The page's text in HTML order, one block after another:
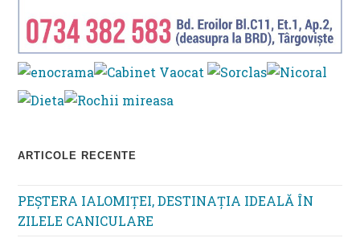
ARTICOLE RECENTE
PEȘTERA IALOMIȚEI, DESTINAȚIA IDEALĂ ÎN
ZILELE CANICULARE